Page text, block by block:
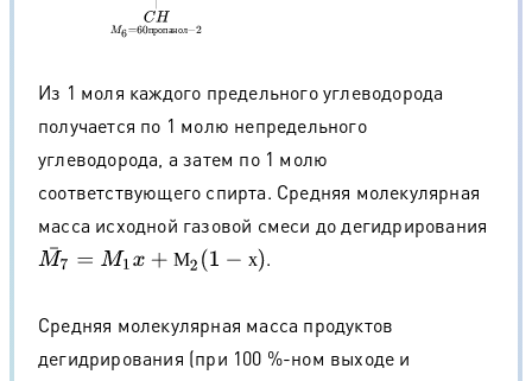
пропанол
Из 1 моля каждого предельного углеводорода
получается по 1 молю непредельного
углеводорода, а затем по 1 молю
соответствующего спирта. Средняя молекулярная
масса исходной газовой смеси до дегидрирования
М х
M7¯ =M 1x+М2 (1−х) .
Средняя молекулярная масса продуктов
дегидрирования (при 100 %-ном выходе и